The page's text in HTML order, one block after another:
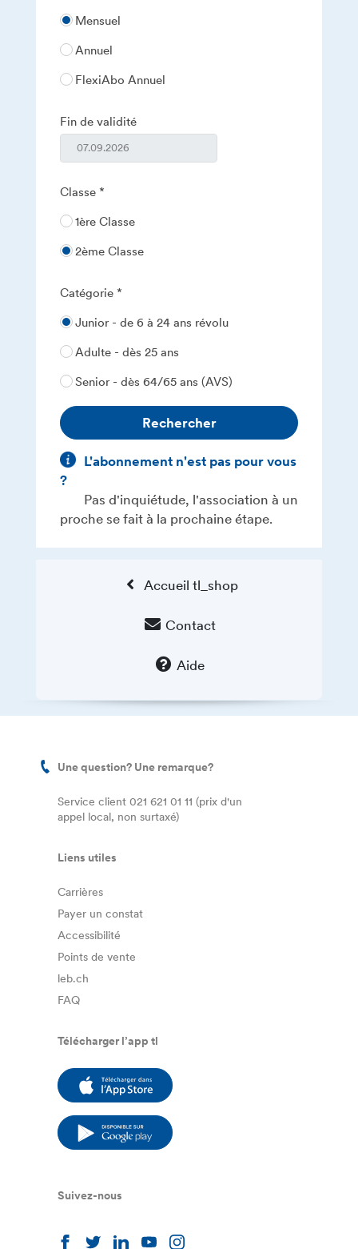
Mensuel
Annuel
FlexiAbo Annuel
Fin de validité
Classe
1ère Classe
2ème Classe
Catégorie
Junior - de 6 à 24 ans révolu
Adulte - dès 25 ans
Senior - dès 64/65 ans (AVS)
Rechercher
L'abonnement n'est pas pour vous
?
Pas d'inquiétude, l'association à un
proche se fait à la prochaine étape.
Accueil tl_shop
Contact
Aide
Une question? Une remarque?
Service client 021 621 01 11 (prix d'un
appel local, non surtaxé)
Liens utiles
Carrières
Payer un constat
Accessibilité
Points de vente
leb.ch
FAQ
Télécharger l’app tl
Suivez-nous
Suivez-nous sur facebook
Suivez-nous sur twitter
Suivez-nous sur linkedin
Suivez-nous sur
Suivez-nous sur